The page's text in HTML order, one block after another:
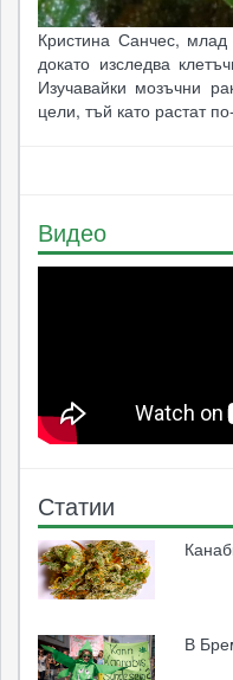
Кристина Санчес,
докато изследва
Изучавайки мозъчни
цели, тъй като растат
Видео
Статии
В